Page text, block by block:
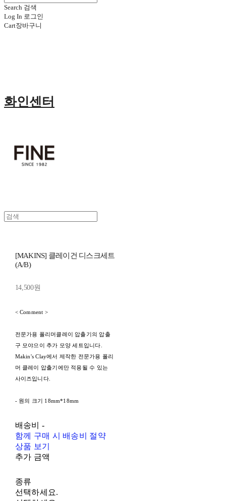
Search 검색
Log In 로그인
Cart장바구니
화인센터
[MAKINS] 클레이건 디스크세트
(A/B)
14,500원
< Comment >
전문가용 폴리머클레이 압출기의 압출
구 모야으이 추가 모양 세트입니다.
Makin's Clay에서 제작한 전문가용 폴리
머 클레이 압출기에만 적용될 수 있는
사이즈입니다.
- 원의 크기 18mm*18mm
배송비 -
함께 구매 시 배송비 절약
상품 보기
추가 금액
종류
선택하세요.